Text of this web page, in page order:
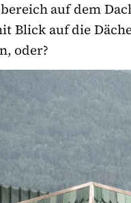
auf dem
Blick auf die
oder?